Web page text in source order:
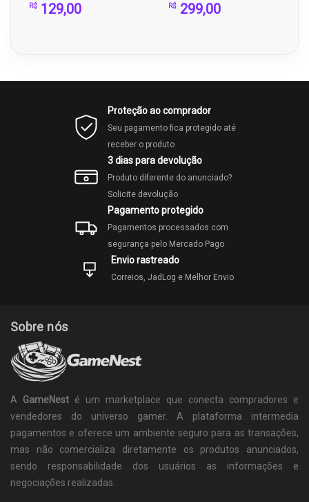
R$ 129,00 R$ 299,00
Proteção ao comprador
Seu pagamento fica protegido até
receber o produto
3 dias para devolução
Produto diferente do anunciado?
Solicite devolução
Pagamento protegido
Pagamentos processados com
segurança pelo Mercado Pago
Envio rastreado
Correios, JadLog e Melhor Envio
Sobre nós
A GameNest é um marketplace que conecta compradores e
vendedores do universo gamer. A plataforma intermedia
pagamentos e oferece um ambiente seguro para as transações,
mas não comercializa diretamente os produtos anunciados,
sendo responsabilidade dos usuários as informações e
negociações realizadas.